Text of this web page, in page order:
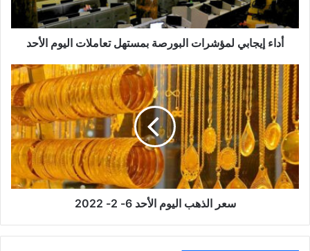
أداء إيجابي لمؤشرات البورصة بمستهل تعاملات اليوم الأحد
سعر
الذهب
اليوم
الأحد
6-
2-
2022
سعر الذهب اليوم الأحد 6- 2- 2022